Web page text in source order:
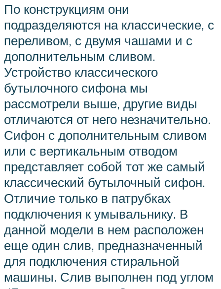
По конструкциям они
подразделяются на классические, с
переливом, с двумя чашами и с
дополнительным сливом.
Устройство классического
бутылочного сифона мы
рассмотрели выше, другие виды
отличаются от него незначительно.
Сифон с дополнительным сливом
или с вертикальным отводом
представляет собой тот же самый
классический бутылочный сифон.
Отличие только в патрубках
подключения к умывальнику. В
данной модели в нем расположен
еще один слив, предназначенный
для подключения стиральной
машины. Слив выполнен под углом